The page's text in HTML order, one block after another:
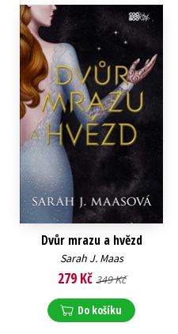
Dvůr mrazu a hvězd
Sarah J. Maas
279 Kč 349 Kč
Do košíku